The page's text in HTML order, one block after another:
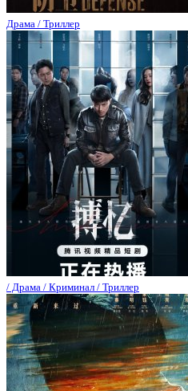
Драма / Триллер
/ Драма / Криминал / Триллер